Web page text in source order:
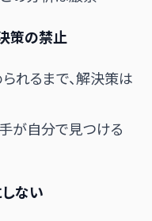
策の禁止
れるまで、解決策は
が自分で見つける
ない